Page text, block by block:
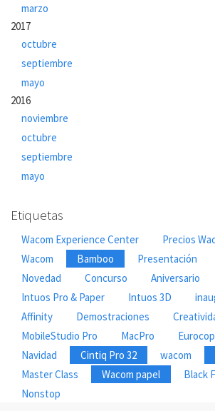
marzo
2017
octubre
septiembre
mayo
2016
noviembre
octubre
septiembre
mayo
Etiquetas
Wacom Experience Center Precios
Wacom
Bamboo Presentación
Novedad
Concurso Aniversario
Intuos Pro & Paper
Intuos 3D
Affinity
Demostraciones
MobileStudio Pro
MacPro
Navidad
Cintiq Pro 32 wacom
Master Class
Wacom papel Black
Nonstop